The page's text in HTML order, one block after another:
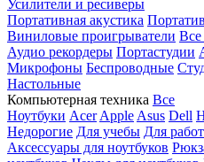
Усилители и ресиверы
Портативная акустика
Виниловые проигрыватели
Аудио рекордеры Портастудии
Микрофоны Беспроводные
Настольные
Компьютерная техника Все
Ноутбуки Acer Apple Asus Dell
Недорогие Для учебы Для
Аксессуары для ноутбуков